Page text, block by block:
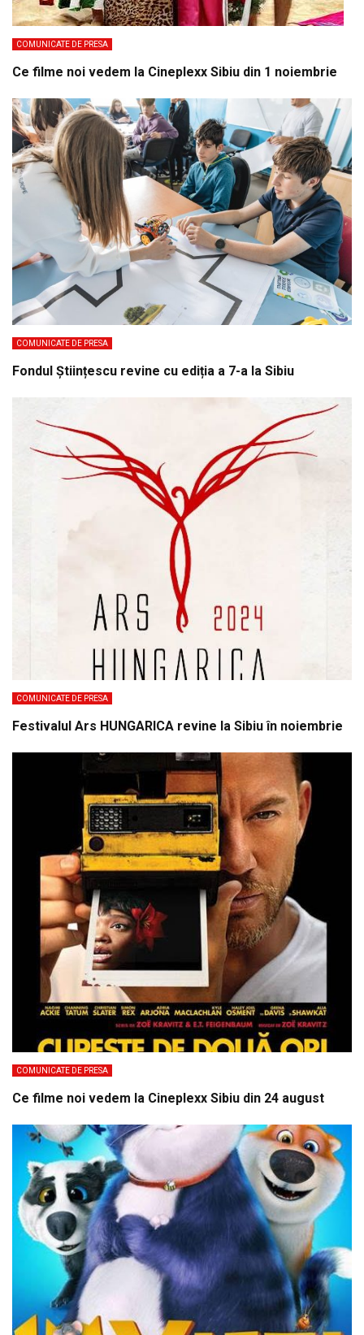
COMUNICATE DE PRESA
Ce filme noi vedem la Cineplexx Sibiu din 1 noiembrie
COMUNICATE DE PRESA
Fondul Științescu revine cu ediția a 7-a la Sibiu
COMUNICATE DE PRESA
Festivalul Ars HUNGARICA revine la Sibiu în noiembrie
COMUNICATE DE PRESA
Ce filme noi vedem la Cineplexx Sibiu din 24 august